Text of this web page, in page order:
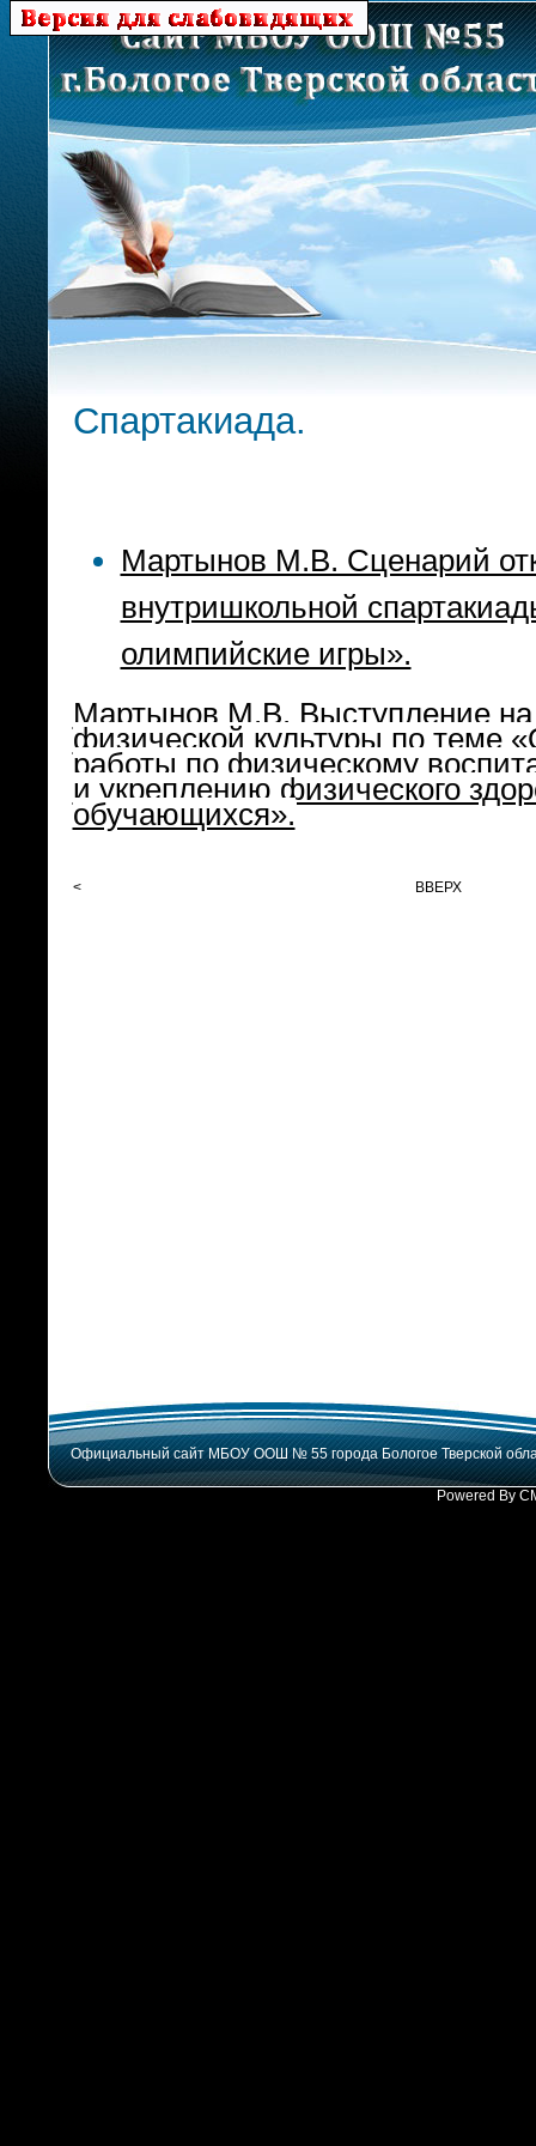
Спартакиада.
Мартынов М.В. Сценарий
внутришкольной
олимпийские игры».
Мартынов М.В. Выступление
физической культуры по теме
работы по физическому
и укреплению физического
обучающихся».
< ВВЕРХ
Официальный сайт МБОУ ООШ № 55 города Бологое Тверской
Powered By